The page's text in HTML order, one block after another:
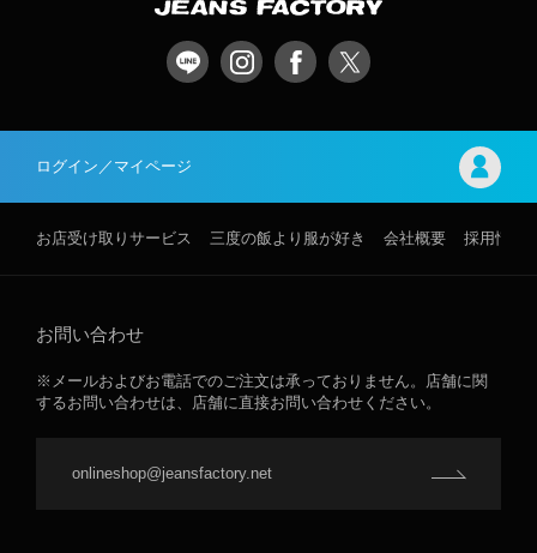
ログイン／マイページ
お店受け取りサービス 三度の飯より服が好き 会社概要 採用情報
お問い合わせ
※メールおよびお電話でのご注文は承っておりません。店舗に関
するお問い合わせは、店舗に直接お問い合わせください。
onlineshop@jeansfactory.net